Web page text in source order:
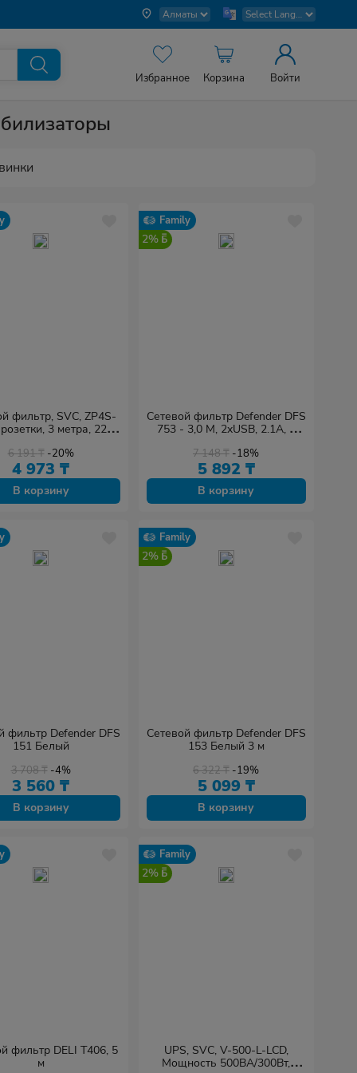
Избранное Корзина Войти
фильтр, SVC, ZP4S-
3 метра, 220-
6 191₸ -20%
4 973 ₸
В корзину
Family
2%
Сетевой фильтр Defender DFS
753 - 3,0 М, 2xUSB, 2.1A, 5
7 148₸ -18%
5 892 ₸
В корзину
фильтр Defender DFS
151 Белый
3 708₸ -4%
3 560 ₸
В корзину
Family
2%
Сетевой фильтр Defender DFS
153 Белый 3 м
6 322₸ -19%
5 099 ₸
В корзину
фильтр DELI T406, 5
м
Family
2%
UPS, SVC, V-500-L-LCD,
Мощность 500ВА/300Вт,